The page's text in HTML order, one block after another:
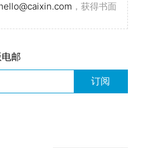
，获得书面
邮
订阅